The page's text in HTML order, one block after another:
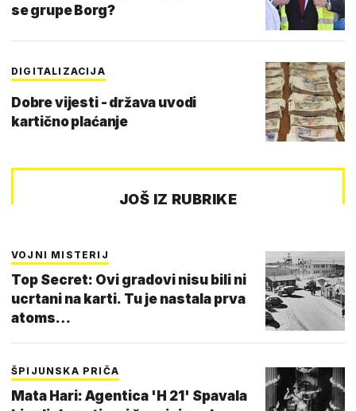
se grupe Borg?
DIGITALIZACIJA
Dobre vijesti - država uvodi
kartično plaćanje
JOŠ IZ RUBRIKE
VOJNI MISTERIJ
Top Secret: Ovi gradovi nisu bili ni
ucrtani na karti. Tu je nastala prva
atoms…
ŠPIJUNSKA PRIČA
Mata Hari: Agentica 'H 21' Spavala